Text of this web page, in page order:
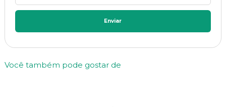
Enviar
Você também pode gostar de